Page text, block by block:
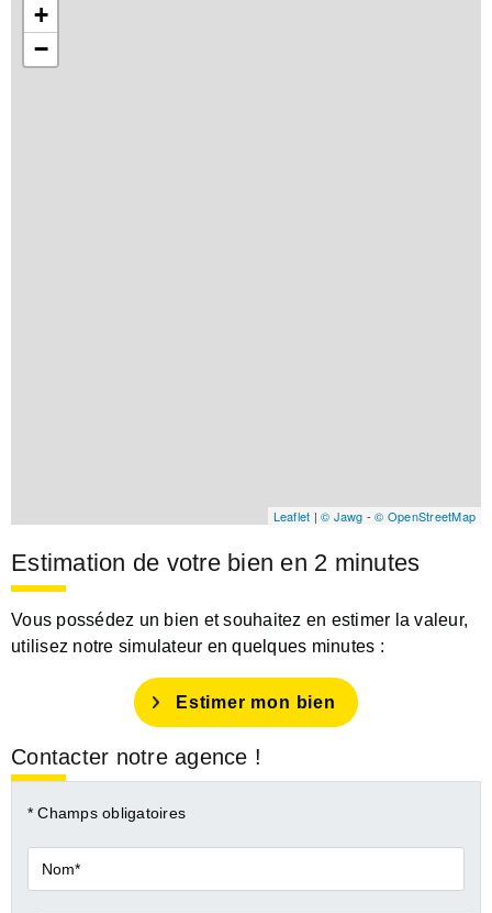
+
−
Leaflet | © Jawg -© OpenStreetMap
Estimation de votre bien en 2 minutes
Vous possédez un bien et souhaitez en estimer la valeur,
utilisez notre simulateur en quelques minutes :
Estimer mon bien
Contacter notre agence !
* Champs obligatoires
Nom*